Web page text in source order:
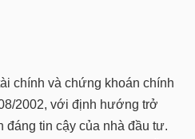
chính và chứng khoán chính
2002, với định hướng trở
tin cậy của nhà đầu tư.